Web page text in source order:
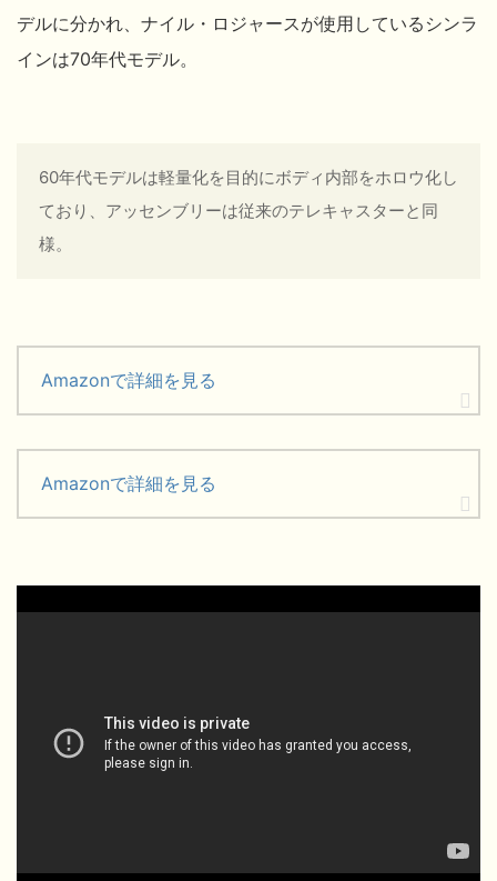
デルに分かれ、ナイル・ロジャースが使用しているシンラ
インは70年代モデル。
60年代モデルは軽量化を目的にボディ内部をホロウ化し
ており、アッセンブリーは従来のテレキャスターと同
様。
Amazonで詳細を見る
Amazonで詳細を見る